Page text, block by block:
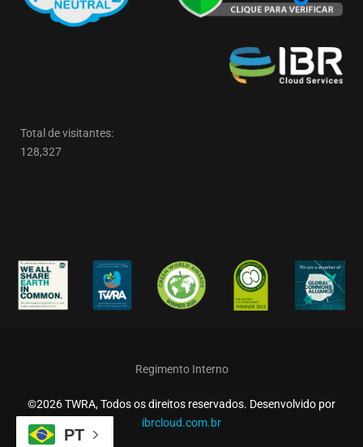
Total de visitantes:
128,327
Regimento Interno
©2026 TWRA, Todos os direitos reservados. Desenvolvido por
ibrcloud.com.br
PT